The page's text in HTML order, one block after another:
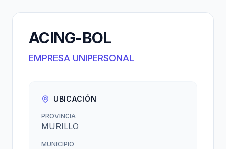
ACING-BOL
EMPRESA UNIPERSONAL
UBICACIÓN
PROVINCIA
MURILLO
MUNICIPIO